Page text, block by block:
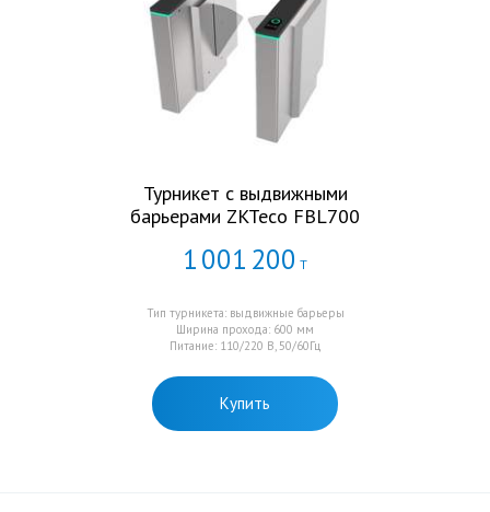
Турникет c выдвижными
барьерами ZKTeco FBL700
1001 200 Т
Тип турникета: выдвижные барьеры
Ширина прохода: 600 мм
Питание: 110/220 В, 50/60Гц
Купить